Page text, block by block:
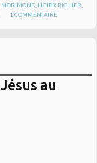
MORIMOND LIGIER RICHIER
1 COMMENTAIRE
au